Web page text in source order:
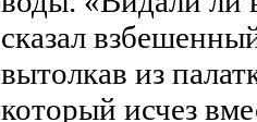
сказал
вытолкав из
который исчез